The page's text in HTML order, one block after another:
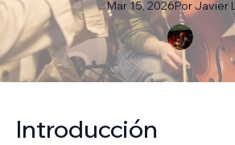
Mar 15, 2026PorJavier
Introducción